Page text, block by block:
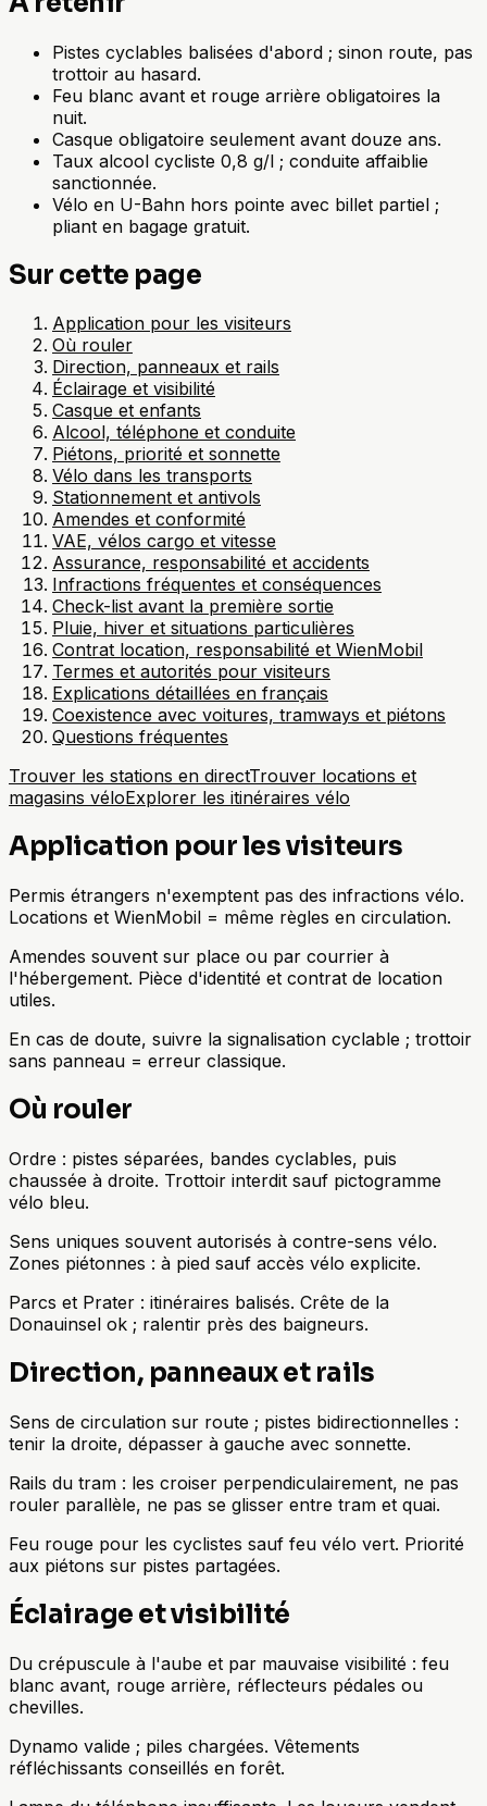
Pistes cyclables balisées d'abord ; sinon route, pas
trottoir au hasard.
Feu blanc avant et rouge arrière obligatoires la
nuit.
Casque obligatoire seulement avant douze ans.
Taux alcool cycliste 0,8 g/l ; conduite affaiblie
sanctionnée.
Vélo en U-Bahn hors pointe avec billet partiel ;
pliant en bagage gratuit.
Sur cette page
Application pour les visiteurs
Où rouler
Direction, panneaux et rails
Éclairage et visibilité
Casque et enfants
Alcool, téléphone et conduite
Piétons, priorité et sonnette
Vélo dans les transports
Stationnement et antivols
Amendes et conformité
VAE, vélos cargo et vitesse
Assurance, responsabilité et accidents
Infractions fréquentes et conséquences
Check-list avant la première sortie
Pluie, hiver et situations particulières
Contrat location, responsabilité et WienMobil
Termes et autorités pour visiteurs
Explications détaillées en français
Coexistence avec voitures, tramways et piétons
Questions fréquentes
Trouver les stations en directTrouver locations et
magasins véloExplorer les itinéraires vélo
Application pour les visiteurs
Permis étrangers n'exemptent pas des infractions vélo.
Locations et WienMobil = même règles en circulation.
Amendes souvent sur place ou par courrier à
l'hébergement. Pièce d'identité et contrat de location
utiles.
En cas de doute, suivre la signalisation cyclable ; trottoir
sans panneau = erreur classique.
Où rouler
Ordre : pistes séparées, bandes cyclables, puis
chaussée à droite. Trottoir interdit sauf pictogramme
vélo bleu.
Sens uniques souvent autorisés à contre-sens vélo.
Zones piétonnes : à pied sauf accès vélo explicite.
Parcs et Prater : itinéraires balisés. Crête de la
Donauinsel ok ; ralentir près des baigneurs.
Direction, panneaux et rails
Sens de circulation sur route ; pistes bidirectionnelles :
tenir la droite, dépasser à gauche avec sonnette.
Rails du tram : les croiser perpendiculairement, ne pas
rouler parallèle, ne pas se glisser entre tram et quai.
Feu rouge pour les cyclistes sauf feu vélo vert. Priorité
aux piétons sur pistes partagées.
Éclairage et visibilité
Du crépuscule à l'aube et par mauvaise visibilité : feu
blanc avant, rouge arrière, réflecteurs pédales ou
chevilles.
Dynamo valide ; piles chargées. Vêtements
réfléchissants conseillés en forêt.